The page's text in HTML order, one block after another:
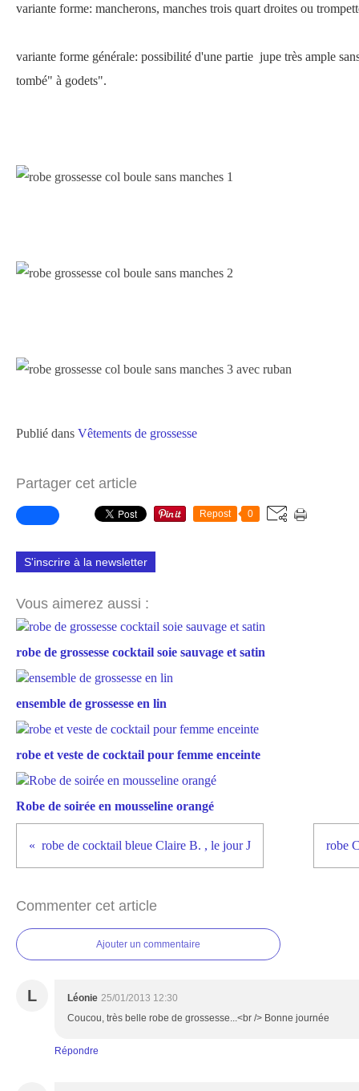
variante forme: mancherons, manches trois quart droites ou
variante forme générale: possibilité d'une partie jupe très ample
tombé" à godets".
Publié dans Vêtements de grossesse
Partager cet article
Repost 0
S'inscrire à la newsletter
Vous aimerez aussi :
robe de grossesse cocktail soie sauvage et satin
ensemble de grossesse en lin
robe et veste de cocktail pour femme enceinte
Robe de soirée en mousseline orangé
robe de cocktail bleue Claire B. , le jour J robe
Commenter cet article
Ajouter un commentaire
L Léonie 25/01/2013 12:30
Coucou, très belle robe de grossesse...<br /> Bonne journée
Répondre